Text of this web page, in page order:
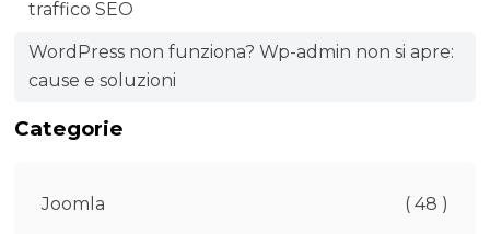
traffico SEO
WordPress non funziona? Wp-admin non si apre:
cause e soluzioni
Categorie
Joomla ( 48 )